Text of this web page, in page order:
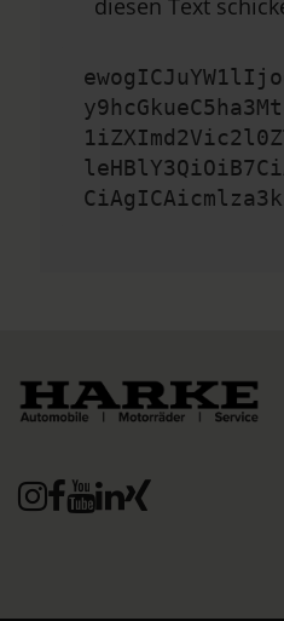
diesen Text